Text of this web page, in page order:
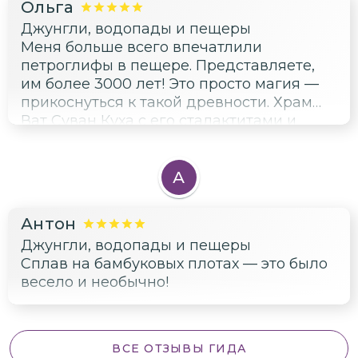
Ольга
Джунгли, водопады и пещеры
Меня больше всего впечатлили
петроглифы в пещере. Представляете,
им более 3000 лет! Это просто магия —
прикоснуться к такой древности. Храм
Ват Суван Куха с его сталактитами и
своей атмосферой. Экскурсия
познавательная и очень интересная.
А
Антон
Джунгли, водопады и пещеры
Сплав на бамбуковых плотах — это было
весело и необычно!
ВСЕ ОТЗЫВЫ ГИДА